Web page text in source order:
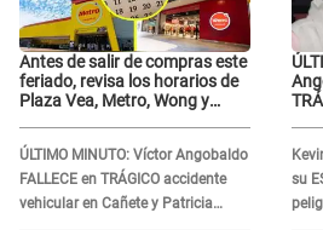
Antes de salir de compras este
feriado, revisa los horarios de
Plaza Vea, Metro, Wong y
ÚLTIMO MINUTO: Víctor Angobaldo
FALLECE en TRÁGICO accidente
vehicular en Cañete y Patricia
su